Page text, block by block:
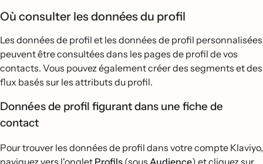
Où consulter les données du profil
Les données de profil et les données de profil personnalisées
peuvent être consultées dans les pages de profil de vos
contacts. Vous pouvez également créer des segments et des
flux basés sur les attributs du profil.
Données de profil figurant dans une fiche de
contact
Pour trouver les données de profil dans votre compte Klaviyo,
naviguez vers l'onglet Profils (sous Audience) et cliquez sur